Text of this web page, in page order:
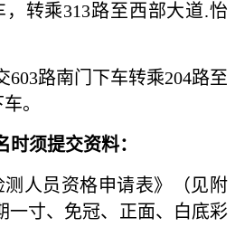
转乘313路至西部大道.怡
603路南门下车转乘204路至
。
须提交资料：
人员资格申请表》（见附
一寸、免冠、正面、白底彩